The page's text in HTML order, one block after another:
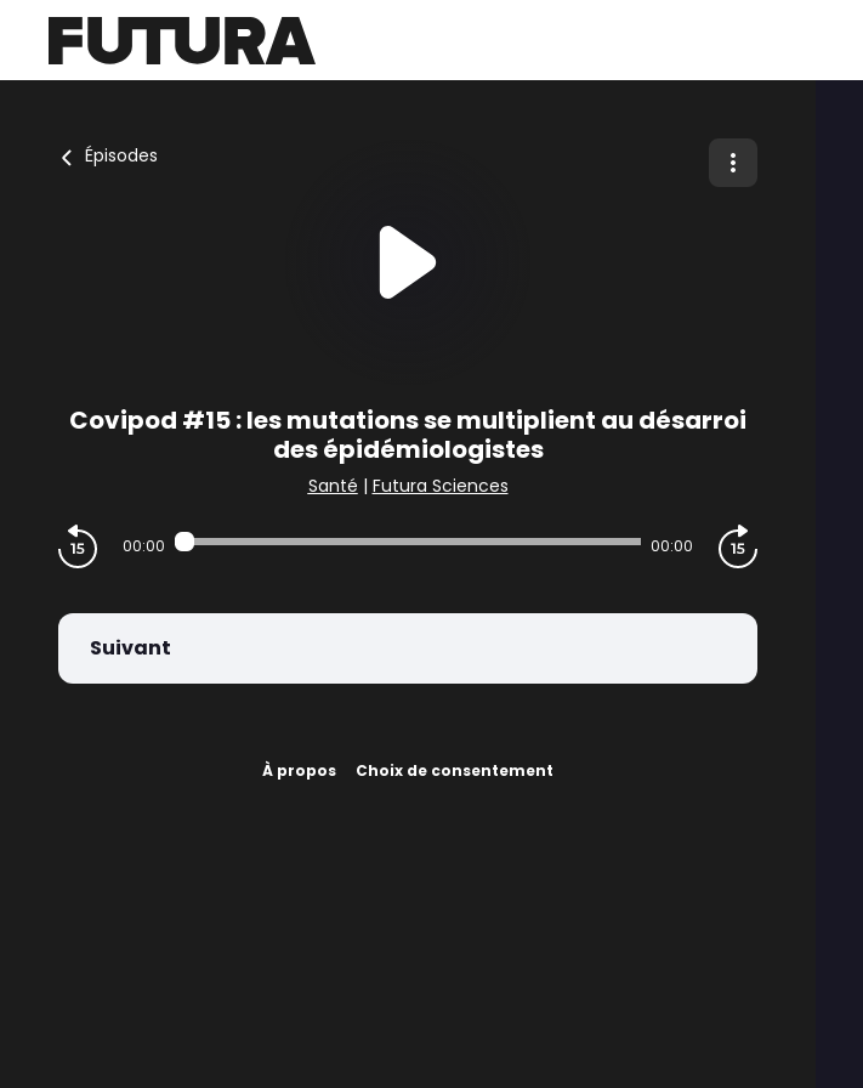
Épisodes
Covipod #15 : les mutations se multiplient au désarroi
des épidémiologistes
Santé | Futura Sciences
00:00 00:00
Suivant
À propos Choix de consentement